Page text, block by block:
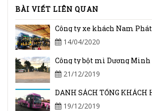
BÀI VIẾT LIÊN QUAN
14/04/2020
Công ty bột mì Dương Minh
21/12/2019
DANH SÁCH TỔNG KHÁCH
19/12/2019